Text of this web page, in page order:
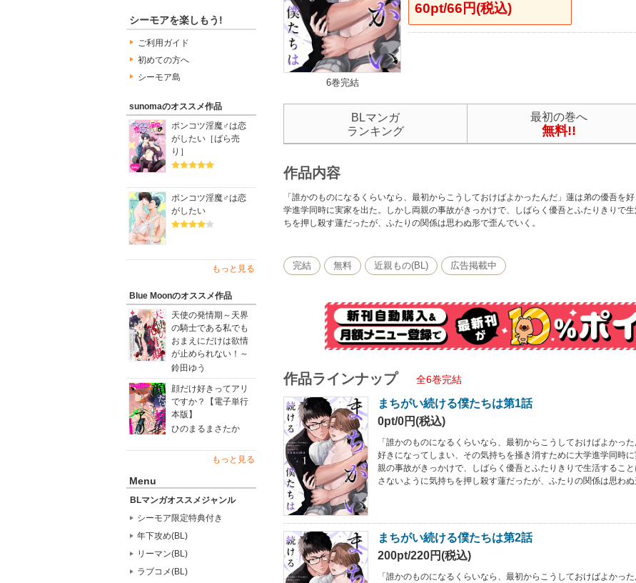
シーモアを楽しもう!
ご利用ガイド
初めての方へ
シーモア島
sunomaのオススメ作品
ポンコツ淫魔♂は恋
がしたい［ばら売
り］
ポンコツ淫魔♂は恋
がしたい
もっと見る
Blue Moonのオススメ作品
天使の発情期～天界
の騎士である私でも
おまえにだけは欲情
が止められない！～
鈴田ゆう
顔だけ好きってアリ
ですか？【電子単行
本版】
ひのまるまさたか
もっと見る
Menu
BLマンガオススメジャンル
シーモア限定特典付き
年下攻め(BL)
リーマン(BL)
ラブコメ(BL)
6巻完結
60pt/66円(税込)
BLマンガ
ランキング
最初の巻へ
無料!!
作品内容
「誰かのものになるくらいなら、最初からこうしておけばよかったんだ」蓮は弟の優吾を
学進学同時に実家を出た。しかし両親の事故がきっかけで、しばらく優吾とふたりきりで
ちを押し殺す蓮だったが、ふたりの関係は思わぬ形で歪んでいく。
完結 無料 近親もの(BL) 広告掲載中
作品ラインナップ 全6巻完結
まちがい続ける僕たちは第1話
0pt/0円(税込)
「誰かのものになるくらいなら、最初からこうしておけばよかっ
好きになってしまい、その気持ちを掻き消すために大学進学同時
親の事故がきっかけで、しばらく優吾とふたりきりで生活するこ
さないように気持ちを押し殺す蓮だったが、ふたりの関係は思わぬ
まちがい続ける僕たちは第2話
200pt/220円(税込)
「誰かのものになるくらいなら、最初からこうしておけばよかっ